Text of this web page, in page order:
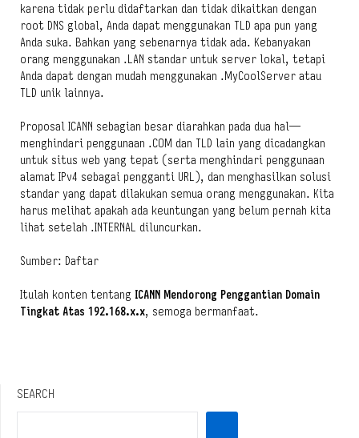
karena tidak perlu didaftarkan dan tidak dikaitkan dengan
root DNS global, Anda dapat menggunakan TLD apa pun yang
Anda suka. Bahkan yang sebenarnya tidak ada. Kebanyakan
orang menggunakan .LAN standar untuk server lokal, tetapi
Anda dapat dengan mudah menggunakan .MyCoolServer atau
TLD unik lainnya.
Proposal ICANN sebagian besar diarahkan pada dua hal—
menghindari penggunaan .COM dan TLD lain yang dicadangkan
untuk situs web yang tepat (serta menghindari penggunaan
alamat IPv4 sebagai pengganti URL), dan menghasilkan solusi
standar yang dapat dilakukan semua orang menggunakan. Kita
harus melihat apakah ada keuntungan yang belum pernah kita
lihat setelah .INTERNAL diluncurkan.
Sumber: Daftar
Itulah konten tentang ICANN Mendorong Penggantian Domain
Tingkat Atas 192.168.x.x, semoga bermanfaat.
SEARCH